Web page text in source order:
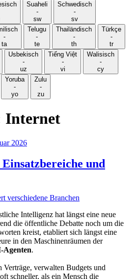
Suaheli
-
sw
Schwedisch
-
sv
-
ta
Telugu
-
te
Thailändisch
-
th
Türkçe
-
tr
Usbekisch
-
uz
Tiếng Việt
-
vi
Walisisch
-
cy
Yoruba
-
yo
Zulu
-
zu
Internet
2026
und
Intelligenz hat längst eine neue
die öffentliche Debatte noch um die
kreist, etabliert sich längst eine
in den Maschinenräumen der
Agenten.
Verträge, verwalten Budgets und
schneller, als ein Mensch die